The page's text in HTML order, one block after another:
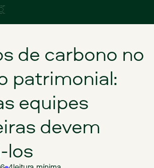
de carbono no
patrimonial:
equipes
devem
los